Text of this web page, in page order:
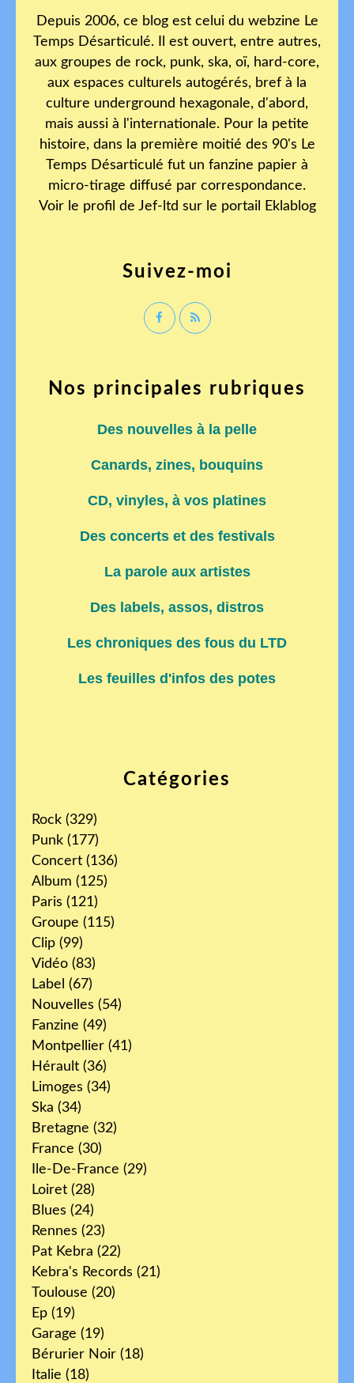
Catégories
Rock (329)
Punk (177)
Concert (136)
Album (125)
Paris (121)
Groupe (115)
Clip (99)
Vidéo (83)
Label (67)
Nouvelles (54)
Fanzine (49)
Montpellier (41)
Hérault (36)
Limoges (34)
Ska (34)
Bretagne (32)
France (30)
Ile-De-France (29)
Loiret (28)
Blues (24)
Rennes (23)
Pat Kebra (22)
Kebra's Records (21)
Toulouse (20)
Ep (19)
Garage (19)
Bérurier Noir (18)
Italie (18)
Depuis 2006, ce blog est celui du webzine Le
Temps Désarticulé. Il est ouvert, entre autres,
aux groupes de rock, punk, ska, oï, hard-core,
aux espaces culturels autogérés, bref à la
culture underground hexagonale, d'abord,
mais aussi à l'internationale. Pour la petite
histoire, dans la première moitié des 90's Le
Temps Désarticulé fut un fanzine papier à
micro-tirage diffusé par correspondance.
Voir le profil de Jef-ltd sur le portail Eklablog
Suivez-moi
Nos principales rubriques
Des nouvelles à la pelle
Canards, zines, bouquins
CD, vinyles, à vos platines
Des concerts et des festivals
La parole aux artistes
Des labels, assos, distros
Les chroniques des fous du LTD
Les feuilles d'infos des potes